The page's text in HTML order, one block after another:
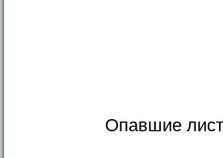
Опавшие